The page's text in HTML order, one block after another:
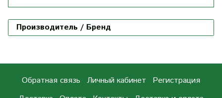
Производитель / Бренд
Обратная связь Личный кабинет
Регистрация